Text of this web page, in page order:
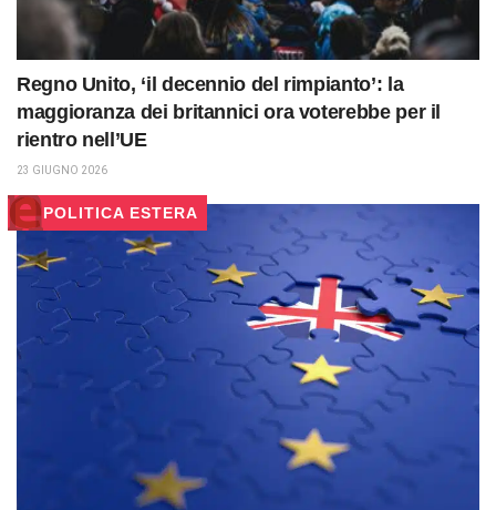
Regno Unito, ‘il decennio del rimpianto’: la
maggioranza dei britannici ora voterebbe per il
rientro nell’UE
23 GIUGNO 2026
POLITICA ESTERA